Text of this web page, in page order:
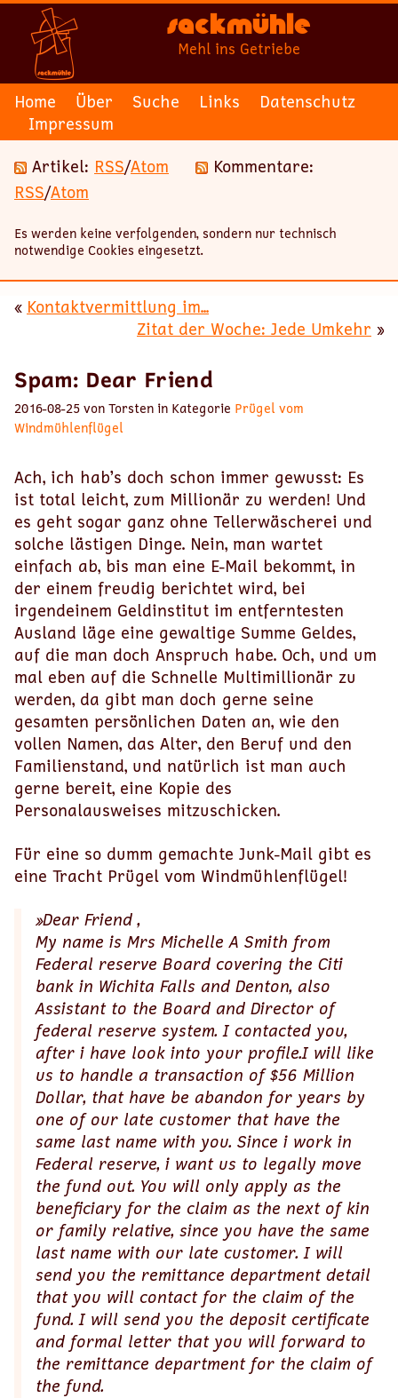
Sackmühle
Mehl ins Getriebe
Home Über Suche Links
Datenschutz
Impressum
Artikel: RSS/Atom
Kommentare:
RSS/Atom
Es werden keine verfolgenden, sondern nur technisch
notwendige Cookies eingesetzt.
« Kontaktvermittlung im...
Zitat der Woche: Jede Umkehr »
Spam: Dear Friend
2016-08-25 von Torsten in Kategorie Prügel vom
Windmühlenflügel
Ach, ich hab’s doch schon immer gewusst: Es
ist total leicht, zum Millionär zu werden! Und
es geht sogar ganz ohne Tellerwäscherei und
solche lästigen Dinge. Nein, man wartet
einfach ab, bis man eine E-Mail bekommt, in
der einem freudig berichtet wird, bei
irgendeinem Geldinstitut im entferntesten
Ausland läge eine gewaltige Summe Geldes,
auf die man doch Anspruch habe. Och, und um
mal eben auf die Schnelle Multimillionär zu
werden, da gibt man doch gerne seine
gesamten persönlichen Daten an, wie den
vollen Namen, das Alter, den Beruf und den
Familienstand, und natürlich ist man auch
gerne bereit, eine Kopie des
Personalausweises mitzuschicken.
Für eine so dumm gemachte Junk-Mail gibt es
eine Tracht Prügel vom Windmühlenflügel!
»Dear Friend ,
My name is Mrs Michelle A Smith from
Federal reserve Board covering the Citi
bank in Wichita Falls and Denton, also
Assistant to the Board and Director of
federal reserve system. I contacted you,
after i have look into your profile.I will like
us to handle a transaction of $56 Million
Dollar, that have be abandon for years by
one of our late customer that have the
same last name with you. Since i work in
Federal reserve, i want us to legally move
the fund out. You will only apply as the
beneficiary for the claim as the next of kin
or family relative, since you have the same
last name with our late customer. I will
send you the remittance department detail
that you will contact for the claim of the
fund. I will send you the deposit certificate
and formal letter that you will forward to
the remittance department for the claim of
the fund.